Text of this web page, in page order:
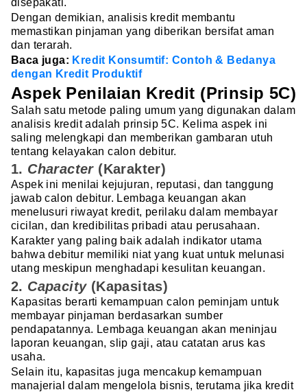
disepakati.
Dengan demikian, analisis kredit membantu
memastikan pinjaman yang diberikan bersifat aman
dan terarah.
Baca juga: Kredit Konsumtif: Contoh & Bedanya
dengan Kredit Produktif
Aspek Penilaian Kredit (Prinsip 5C)
Salah satu metode paling umum yang digunakan dalam
analisis kredit adalah prinsip 5C. Kelima aspek ini
saling melengkapi dan memberikan gambaran utuh
tentang kelayakan calon debitur.
1. Character (Karakter)
Aspek ini menilai kejujuran, reputasi, dan tanggung
jawab calon debitur. Lembaga keuangan akan
menelusuri riwayat kredit, perilaku dalam membayar
cicilan, dan kredibilitas pribadi atau perusahaan.
Karakter yang paling baik adalah indikator utama
bahwa debitur memiliki niat yang kuat untuk melunasi
utang meskipun menghadapi kesulitan keuangan.
2. Capacity (Kapasitas)
Kapasitas berarti kemampuan calon peminjam untuk
membayar pinjaman berdasarkan sumber
pendapatannya. Lembaga keuangan akan meninjau
laporan keuangan, slip gaji, atau catatan arus kas
usaha.
Selain itu, kapasitas juga mencakup kemampuan
manajerial dalam mengelola bisnis, terutama jika kredit